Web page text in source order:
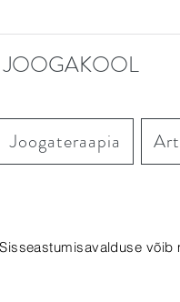
JOOGAKOOL
Joogateraapia
võib